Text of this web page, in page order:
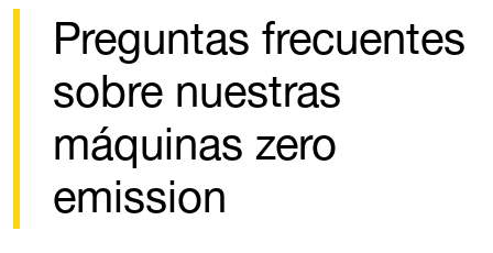
Preguntas frecuentes
sobre nuestras
máquinas zero
emission